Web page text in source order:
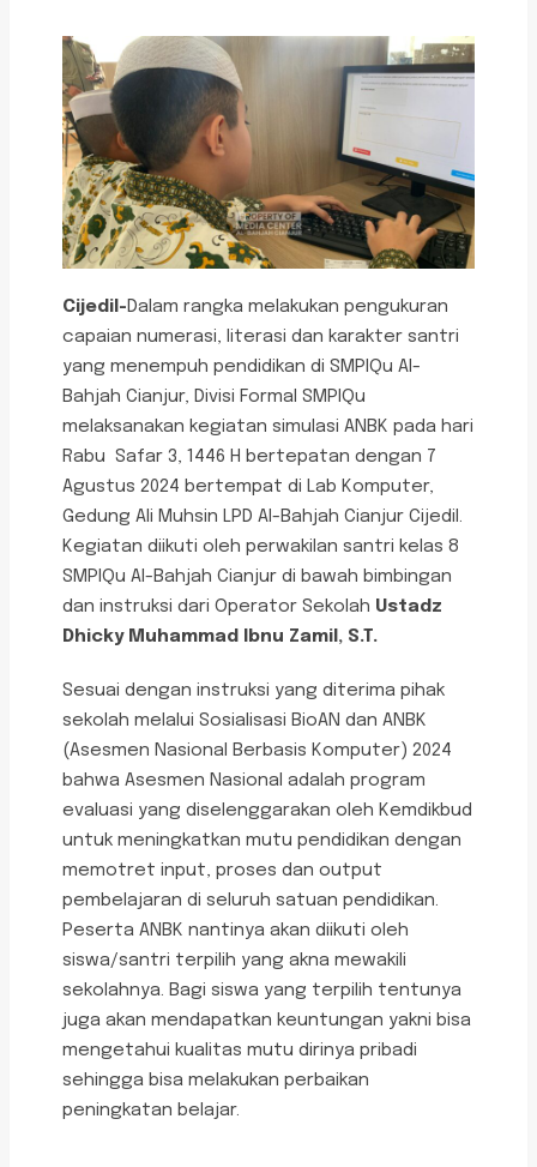
Cijedil-Dalam rangka melakukan pengukuran
capaian numerasi, literasi dan karakter santri
yang menempuh pendidikan di SMPIQu Al-
Bahjah Cianjur, Divisi Formal SMPIQu
melaksanakan kegiatan simulasi ANBK pada hari
Rabu Safar 3, 1446 H bertepatan dengan 7
Agustus 2024 bertempat di Lab Komputer,
Gedung Ali Muhsin LPD Al-Bahjah Cianjur Cijedil.
Kegiatan diikuti oleh perwakilan santri kelas 8
SMPIQu Al-Bahjah Cianjur di bawah bimbingan
dan instruksi dari Operator Sekolah Ustadz
Dhicky Muhammad Ibnu Zamil, S.T.
Sesuai dengan instruksi yang diterima pihak
sekolah melalui Sosialisasi BioAN dan ANBK
(Asesmen Nasional Berbasis Komputer) 2024
bahwa Asesmen Nasional adalah program
evaluasi yang diselenggarakan oleh Kemdikbud
untuk meningkatkan mutu pendidikan dengan
memotret input, proses dan output
pembelajaran di seluruh satuan pendidikan.
Peserta ANBK nantinya akan diikuti oleh
siswa/santri terpilih yang akna mewakili
sekolahnya. Bagi siswa yang terpilih tentunya
juga akan mendapatkan keuntungan yakni bisa
mengetahui kualitas mutu dirinya pribadi
sehingga bisa melakukan perbaikan
peningkatan belajar.